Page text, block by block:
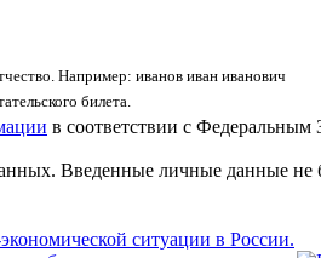
Например: иванов иван иванович
билета.
в соответствии с
Введенные личные данные не